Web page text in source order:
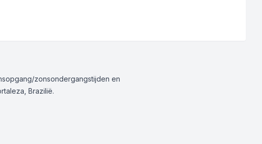
zonsondergangstijden en
Brazilië.